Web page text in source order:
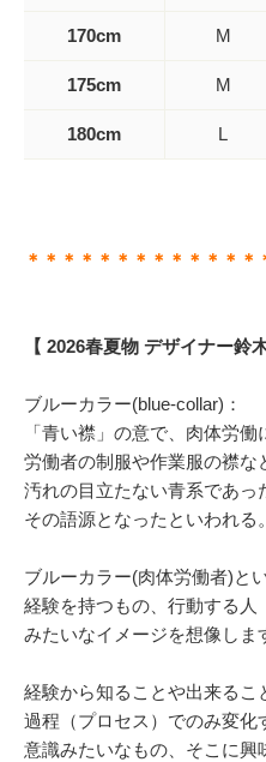
170cm M
175cm M
180cm L
＊＊＊＊＊＊＊＊＊＊＊＊＊
【 2026春夏物 デザイナー鈴
ブルーカラー(blue-collar)：
「青い襟」の意で、肉体労働
労働者の制服や作業服の襟な
汚れの目立たない青系であっ
その語源となったといわれる
ブルーカラー(肉体労働者)と
経験を持つもの、行動する人
みたいなイメージを想像しま
経験から知ることや出来るこ
過程（プロセス）でのみ変化
意識みたいなもの、そこに興